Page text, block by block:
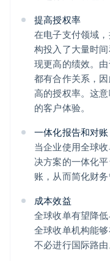
提高授权率
在电子支付领域
构投入了大量时
现更高的绩效。
都有合作关系，
高的授权率。这
的客户体验。
一体化报告和对账
当企业使用全球
决方案的一体化
账，从而简化财务
成本效益
全球收单有望降
全球收单机构能
不必进行国际路由